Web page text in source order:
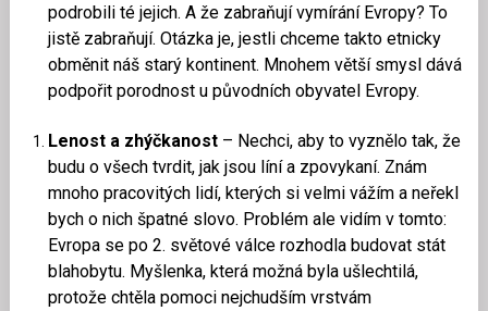
podrobili té jejich. A že zabraňují vymírání Evropy? To
jistě zabraňují. Otázka je, jestli chceme takto etnicky
obměnit náš starý kontinent. Mnohem větší smysl dává
podpořit porodnost u původních obyvatel Evropy.
Lenost a zhýčkanost – Nechci, aby to vyznělo tak, že
budu o všech tvrdit, jak jsou líní a zpovykaní. Znám
mnoho pracovitých lidí, kterých si velmi vážím a neřekl
bych o nich špatné slovo. Problém ale vidím v tomto:
Evropa se po 2. světové válce rozhodla budovat stát
blahobytu. Myšlenka, která možná byla ušlechtilá,
protože chtěla pomoci nejchudším vrstvám